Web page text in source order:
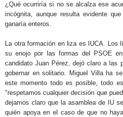
¿Qué ocurriría si no se alcalza ese
incógnita, aunque resulta evidente
ganaría enteros.
La otra formación en liza es IUCA. Los
su enojo por las formas del PSOE
candidato Juan Pérez, dejó claro a las
gobernar en solitario. Miguel Villa ha
este momento todo es posible, todo
"respetamos cualquier decisión que
dejamos claro que la asamblea de IU
quién apoya en el caso de que no